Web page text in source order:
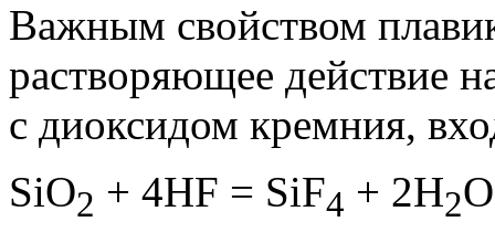
Важным свойством
растворяющее действие
с диоксидом кремния,
SiO2 + 4HF = SiF4 + 2Н2O